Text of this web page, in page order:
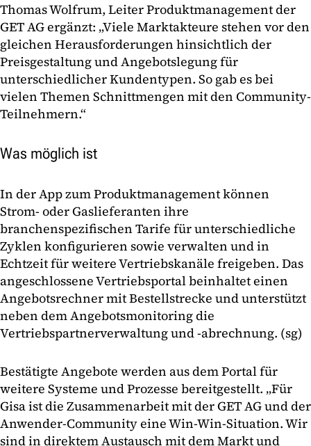
Thomas Wolfrum, Leiter Produktmanagement der
GET AG ergänzt: „Viele Marktakteure stehen vor den
gleichen Herausforderungen hinsichtlich der
Preisgestaltung und Angebotslegung für
unterschiedlicher Kundentypen. So gab es bei
vielen Themen Schnittmengen mit den Community-
Teilnehmern.“
Was möglich ist
In der App zum Produktmanagement können
Strom- oder Gaslieferanten ihre
branchenspezifischen Tarife für unterschiedliche
Zyklen konfigurieren sowie verwalten und in
Echtzeit für weitere Vertriebskanäle freigeben. Das
angeschlossene Vertriebsportal beinhaltet einen
Angebotsrechner mit Bestellstrecke und unterstützt
neben dem Angebotsmonitoring die
Vertriebspartnerverwaltung und -abrechnung. (sg)
Bestätigte Angebote werden aus dem Portal für
weitere Systeme und Prozesse bereitgestellt. „Für
Gisa ist die Zusammenarbeit mit der GET AG und der
Anwender-Community eine Win-Win-Situation. Wir
sind in direktem Austausch mit dem Markt und